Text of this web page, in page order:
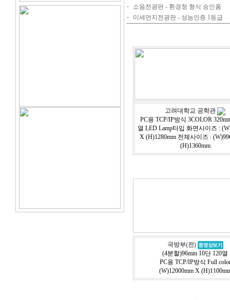
소음전광판 - 환경청 형식 승인품
미세먼지전광판 - 성능인증 1등급
고려대학교 공학관
PC용 TCP/IP방식 3COLOR
열 LED Lamp타입 화면사이즈 :
X (H)1280mm 전체사이즈 :
(H)1360mm
국방부(전)
(4분할)96mm 10단 120열
PC용 TCP/IP방식 Full
(W)12000mm X